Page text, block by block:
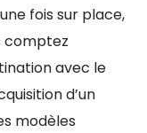
fois sur place,
comptez
avec le
d’un
modèles